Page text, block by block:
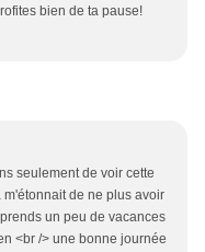
bien de ta pause!
seulement de voir cette
de ne plus avoir
un peu de vacances
<br /> une bonne journée